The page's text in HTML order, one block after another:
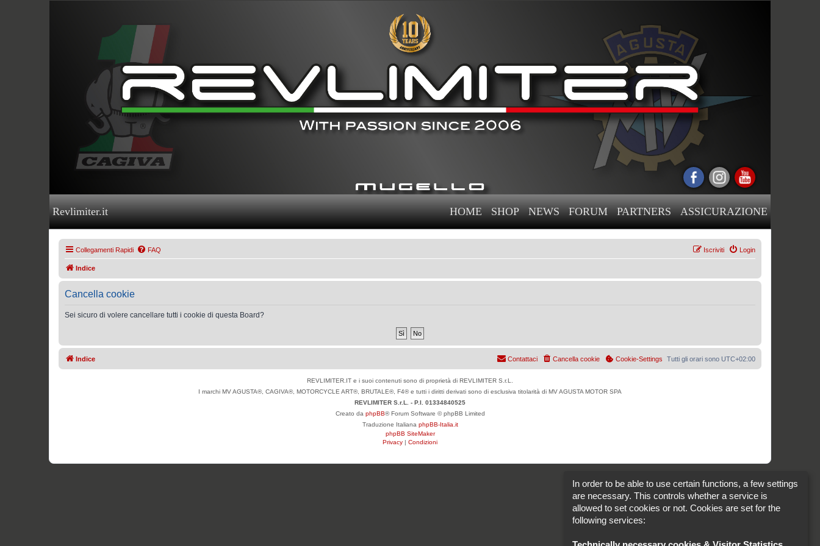
Revlimiter.it HOME SHOP NEWS FORUM PARTNERS ASSICURAZIONE
Collegamenti Rapidi FAQ Login
Iscriviti
Indice
Cancella cookie
Sei sicuro di volere cancellare tutti i cookie di questa Board?
Indice Tutti gli orari sono UTC+02:00
Cookie-Settings
Cancella cookie
Contattaci
REVLIMITER.IT e i suoi contenuti sono di proprietà di REVLIMITER S.r.L.
I marchi MV AGUSTA®, CAGIVA®, MOTORCYCLE ART®, BRUTALE®, F4® e tutti i diritti derivati sono di esclusiva titolarità di MV AGUSTA MOTOR SPA
REVLIMITER S.r.L. - P.I. 01334840525
Creato da phpBB® Forum Software © phpBB Limited
Traduzione Italiana phpBB-Italia.it
phpBB SiteMaker
Privacy | Condizioni
In order to be able to use certain functions, a few settings
are necessary. This controls whether a service is
allowed to set cookies or not. Cookies are set for the
following services: